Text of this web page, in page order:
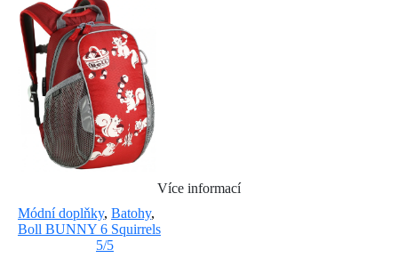
Více informací
Módní doplňky, Batohy,
Boll BUNNY 6 Squirrels
5/5